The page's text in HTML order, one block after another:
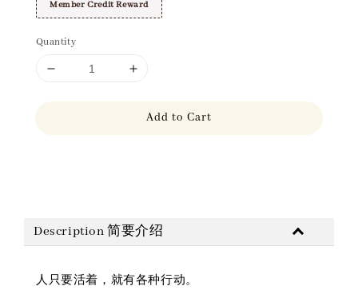
Member Credit Reward
Quantity
Add to Cart
Description 简要介绍
人只要活着，就有各种行动。